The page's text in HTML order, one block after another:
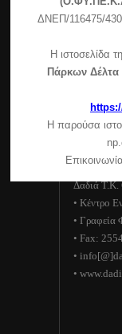
Πεσσάνης)
του
Εθνικό
Δαδιά Τ.Κ.
• Κέντρο
• Γραφεία
• Fax:
•
•
ΔΝΕΠ/116475/
Η ιστοσελίδα
Πάρκων Δέλτα
Η παρούσα